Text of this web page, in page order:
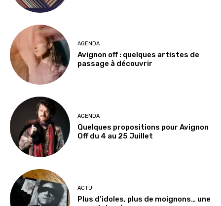
AGENDA
Avignon off : quelques artistes de
passage à découvrir
AGENDA
Quelques propositions pour Avignon
Off du 4 au 25 Juillet
ACTU
Plus d’idoles, plus de moignons… une